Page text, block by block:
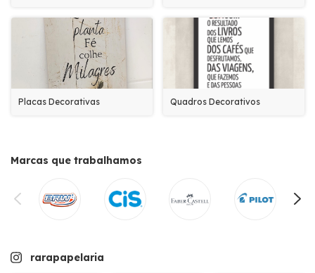
Placas Decorativas Quadros Decorativos
Marcas que trabalhamos
rarapapelaria